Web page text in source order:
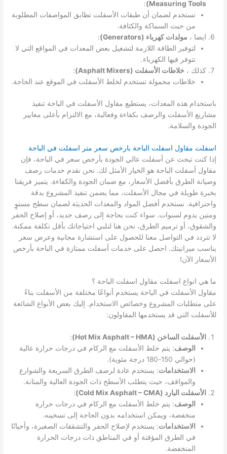
Measuring Tools)
:
تستخدم لضمان أن طبقات الأسفلت تطابق المواصفات المطلوبة
من حيث السماكة والكثافة.
ايضا ، مولدات كهرباء (Generators)
:
لتوفير الطاقة اللازمة لتشغيل بعض المعدات في المواقع التي لا
تتوفر فيها الكهرباء.
كذلك ، خلاطات الأسفلت (Asphalt Mixers)
:
خلاطات محمولة تستخدم لخلط الأسفلت في الموقع عند الحاجة.
باستخدام هذه المعدات، يستطيع مقاول الأسفلت في الباحة تنفيذ
مشاريع الأسفلت والرصف بكفاءة وفعالية، مع الالتزام بأعلى معايير
الجودة والسلامة.
اسفلت مقاول اسفلت الباحة بارخص سعر متر اسفلت في الباحة
إذا كنت تبحث عن أسفلت عالي الجودة بأرخص سعر في الباحة، فإن
مقاول أسفلت الباحة هو الخيار الأمثل لك. نحن نقدم خدمات رصف
وصيانة الطرق بأفضل الأسعار، مع ضمان الجودة والكفاءة. يتميز فريقنا
بخبرة طويلة في مجال الأسفلت، مما يضمن تنفيذ المشروع بدقة
واحترافية. نستخدم أفضل المواد والمعدات الحديثة لضمان سطح مستوٍ
ومتين يدوم لسنوات. سواء كنت بحاجة إلى رصف جديد، أو إصلاح الحفر
والشقوق، أو ترميم الطرق، نحن هنا لنلبي احتياجاتك بأقل تكلفة ممكنة.
لا تتردد في التواصل معنا للحصول على استشارة مجانية وعرض سعر
يناسب ميزانيتك. احصل على خدمات أسفلت ممتازة في الباحة بأرخص
الأسعار الآن!
ما هي انواع اسفلت مقاول اسفلت الباحة ؟
مقاول الأسفلت في الباحة يستخدم أنواعًا مختلفة من الأسفلت بناءً
على متطلبات المشروع وخصائص الاستخدام. إليك بعض الأنواع الشائعة
للأسفلت التي قد يستخدمها المقاولون:
الأسفلت الساخن (Hot Mix Asphalt – HMA)
:
الوصف: يتم خلط الأسفلت مع الركام في درجات حرارة عالية
(حوالي 150-180 درجة مئوية).
الاستخدامات: يستخدم عادة لرصف الطرق السريعة والشوارع
والمواقف، حيث يتطلب الأسطح ذات الجودة العالية والمتانة.
الأسفلت البارد (Cold Mix Asphalt – CMA)
:
الوصف: يتم خلط الأسفلت مع الركام في درجات حرارة
منخفضة، ويمكن استخدامه بدون الحاجة إلى تسخينه.
الاستخدامات: يستخدم لإصلاح الحفر والتشققات الصغيرة، وأحيانًا
في الطرق المؤقتة أو في المناطق ذات درجات الحرارة
المنخفضة.